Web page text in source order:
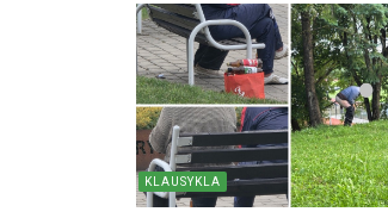
KLAUSYKLA